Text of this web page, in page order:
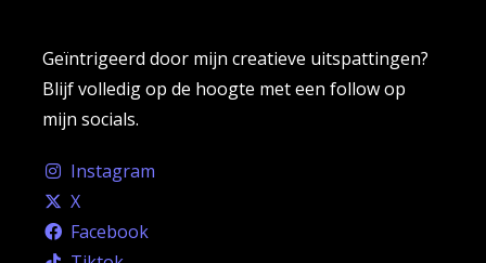
Geïntrigeerd door mijn creatieve uitspattingen?
Blijf volledig op de hoogte met een follow op
mijn socials.
Instagram
X
Facebook